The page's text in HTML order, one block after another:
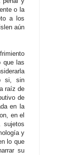
o la
a los
aún
que las
si, sin
raíz de
de
en la
en el
y
lo que
su